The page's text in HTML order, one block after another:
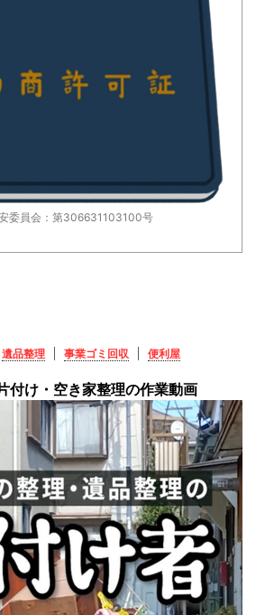
委員会：第306631103100号
遺品整理 事業ゴミ回収 便利屋
付け・空き家整理の作業動画